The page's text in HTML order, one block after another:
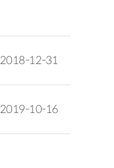
2018-12-31
2019-10-16